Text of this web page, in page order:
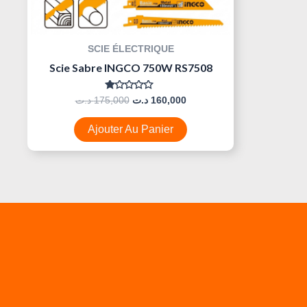
SCIE ÉLECTRIQUE
Scie Sabre INGCO 750W RS7508
Note
Sur
5
175,000 د.ت 160,000 د.ت
Ajouter Au Panier